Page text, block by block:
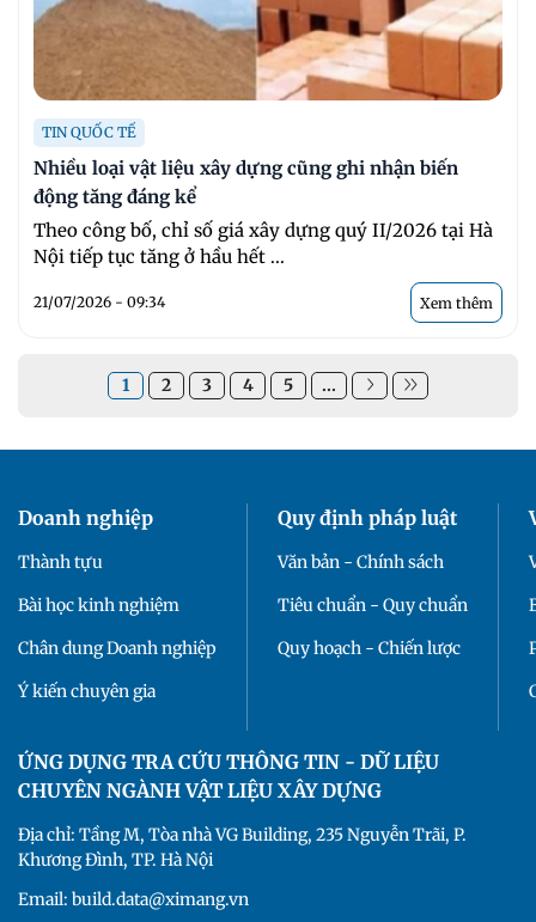
TIN QUỐC TẾ
Nhiều loại vật liệu xây dựng cũng ghi nhận biến
động tăng đáng kể
Theo công bố, chỉ số giá xây dựng quý II/2026 tại Hà
Nội tiếp tục tăng ở hầu hết ...
21/07/2026 - 09:34 Xem thêm
1 2 3 4 5 ...
Doanh nghiệp
Thành tựu
Bài học kinh nghiệm
Chân dung Doanh nghiệp
Ý kiến chuyên gia
Quy định pháp luật
Văn bản - Chính sách
Tiêu chuẩn - Quy chuẩn
Quy hoạch - Chiến lược
ỨNG DỤNG TRA CỨU THÔNG TIN - DỮ LIỆU
CHUYÊN NGÀNH VẬT LIỆU XÂY DỰNG
Địa chỉ: Tầng M, Tòa nhà VG Building, 235 Nguyễn Trãi, P.
Khương Đình, TP. Hà Nội
Email: build.data@ximang.vn